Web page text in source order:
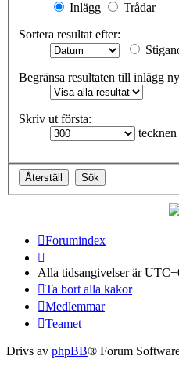
Inlägg
Trådar
Sortera resultat efter:
Begränsa resultaten till inlägg
Skriv ut första:
Forumindex
Alla tidsangivelser är
Ta bort alla kakor
Medlemmar
Teamet
Drivs av phpBB® Forum